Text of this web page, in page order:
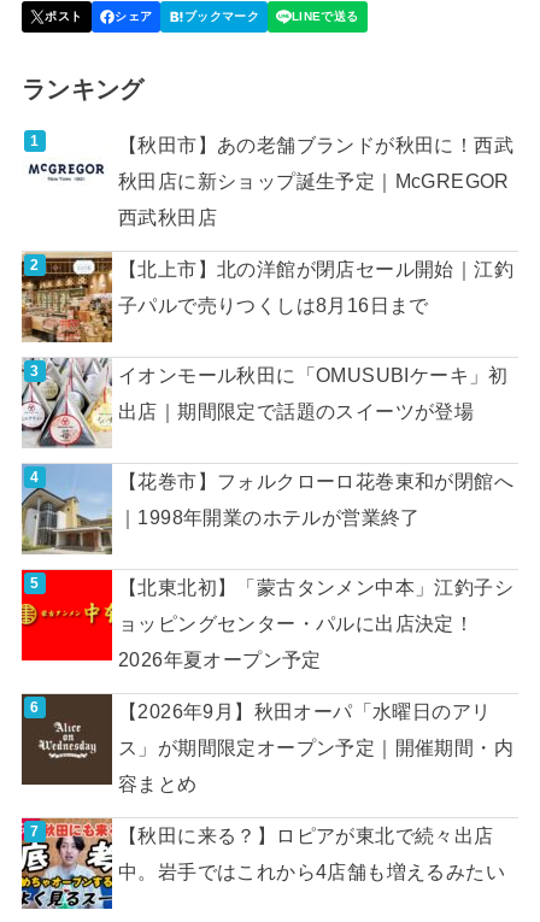
ランキング
【秋田市】あの老舗ブランドが秋田に！西武
秋田店に新ショップ誕生予定｜McGREGOR
西武秋田店
【北上市】北の洋館が閉店セール開始｜江釣
子パルで売りつくしは8月16日まで
イオンモール秋田に「OMUSUBIケーキ」初
出店｜期間限定で話題のスイーツが登場
【花巻市】フォルクローロ花巻東和が閉館へ
｜1998年開業のホテルが営業終了
【北東北初】「蒙古タンメン中本」江釣子シ
ョッピングセンター・パルに出店決定！
2026年夏オープン予定
【2026年9月】秋田オーパ「水曜日のアリ
ス」が期間限定オープン予定｜開催期間・内
容まとめ
【秋田に来る？】ロピアが東北で続々出店
中。岩手ではこれから4店舗も増えるみたい